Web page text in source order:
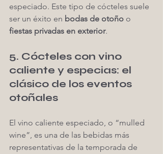
especiado. Este tipo de cócteles suele
ser un éxito en bodas de otoño o
fiestas privadas en exterior.
5. Cócteles con vino
caliente y especias: el
clásico de los eventos
otoñales
El vino caliente especiado, o “mulled
wine”, es una de las bebidas más
representativas de la temporada de